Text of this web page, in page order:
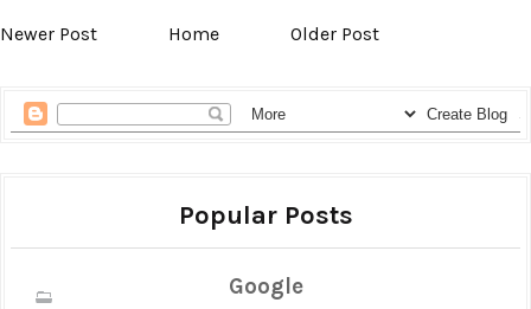
Newer Post Home Older Post
Popular Posts
Google